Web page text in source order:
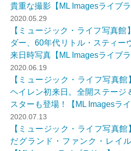
貴重な撮影【ML Imagesライブラ
2020.05.29
【ミュージック・ライフ写真
ダー、60年代リトル・スティー
来日時写真【ML Imagesライブラ
2020.06.19
【ミュージック・ライフ写真
ヘイレン初来日。全開ステージ
スターも登場！【ML Imagesライ
2020.07.13
【ミュージック・ライフ写真
だグランド・ファンク・レイ